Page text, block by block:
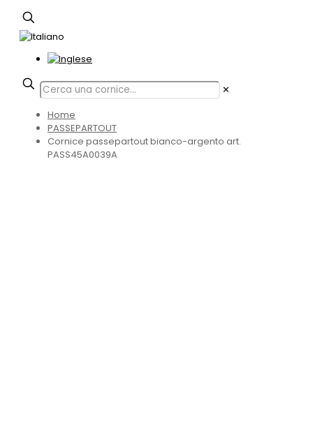
✕
Home
PASSEPARTOUT
Cornice passepartout bianco-argento art.
PASS45A0039A